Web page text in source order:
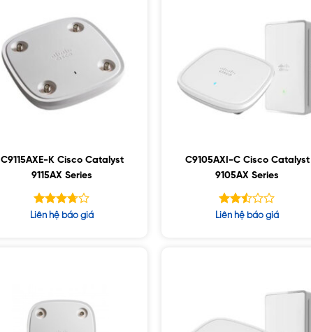
C9115AXE-K Cisco Catalyst
9115AX Series
Được
Liên hệ báo giá
C9105AXI-C Cisco Catalyst
9105AX Series
Được
Liên hệ báo giá